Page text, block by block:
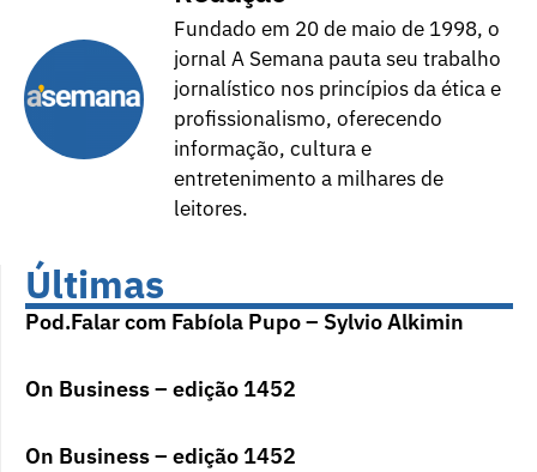
Fundado em 20 de maio de 1998, o
jornal A Semana pauta seu trabalho
jornalístico nos princípios da ética e
profissionalismo, oferecendo
informação, cultura e
entretenimento a milhares de
leitores.
Últimas
Pod.Falar com Fabíola Pupo – Sylvio Alkimin
On Business – edição 1452
On Business – edição 1452